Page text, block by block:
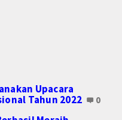
Upacara
Tahun 2022
0